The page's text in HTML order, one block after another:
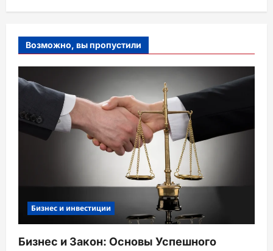
Возможно, вы пропустили
Бизнес и инвестиции
Бизнес и Закон: Основы Успешного